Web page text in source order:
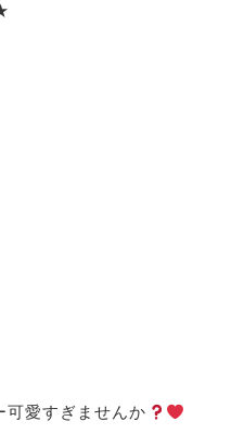
可愛すぎませんか